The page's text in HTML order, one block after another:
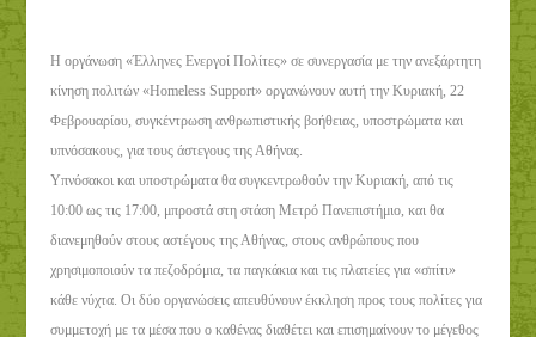
Η οργάνωση «Έλληνες Ενεργοί Πολίτες» σε συνεργασία με την ανεξάρτητη
κίνηση πολιτών «Homeless Support» οργανώνουν αυτή την Κυριακή, 22
Φεβρουαρίου, συγκέντρωση ανθρωπιστικής βοήθειας, υποστρώματα και
υπνόσακους, για τους άστεγους της Αθήνας.
Υπνόσακοι και υποστρώματα θα συγκεντρωθούν την Κυριακή, από τις
10:00 ως τις 17:00, μπροστά στη στάση Μετρό Πανεπιστήμιο, και θα
διανεμηθούν στους αστέγους της Αθήνας, στους ανθρώπους που
χρησιμοποιούν τα πεζοδρόμια, τα παγκάκια και τις πλατείες για «σπίτι»
κάθε νύχτα. Οι δύο οργανώσεις απευθύνουν έκκληση προς τους πολίτες για
συμμετοχή με τα μέσα που ο καθένας διαθέτει και επισημαίνουν το μέγεθος